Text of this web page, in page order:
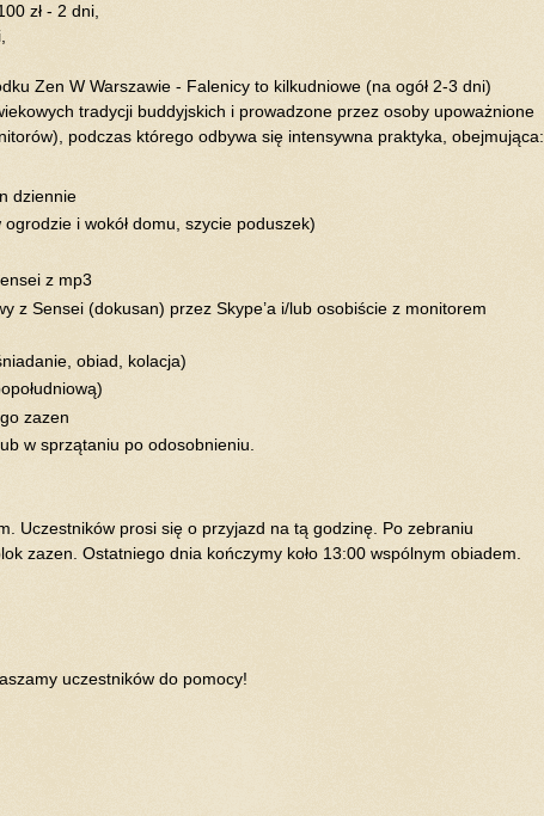
zł - 2 dni,
Zen W Warszawie - Falenicy to kilkudniowe (na ogół 2-3 dni)
tradycji buddyjskich i prowadzone przez osoby upoważnione
podczas którego odbywa się intensywna praktyka, obejmująca:
dziennie
i wokół domu, szycie poduszek)
z mp3
z Sensei (dokusan) przez Skype’a i/lub osobiście z monitorem
obiad, kolacja)
zazen
w sprzątaniu po odosobnieniu.
Uczestników prosi się o przyjazd na tą godzinę. Po zebraniu
zazen. Ostatniego dnia kończymy koło 13:00 wspólnym obiadem.
uczestników do pomocy!